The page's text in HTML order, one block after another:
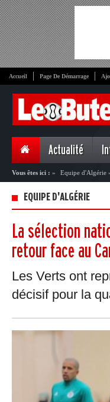
Accueil Page De Démarrage
Actualité
Vous êtes ici : » Equipe d'Algérie
EQUIPE D'ALGÉRIE
La sélection
retour face au
Les Verts ont
décisif pour la